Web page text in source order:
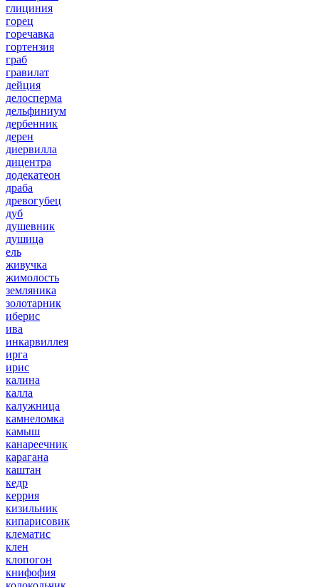
глициния
горец
горечавка
гортензия
граб
гравилат
дейция
делосперма
дельфиниум
дербенник
дерен
диервилла
дицентра
додекатеон
драба
древогубец
дуб
душевник
душица
ель
живучка
жимолость
земляника
золотарник
иберис
ива
инкарвиллея
ирга
ирис
калина
калла
калужница
камнеломка
камыш
канареечник
карагана
каштан
кедр
керрия
кизильник
кипарисовик
клематис
клен
клопогон
книфофия